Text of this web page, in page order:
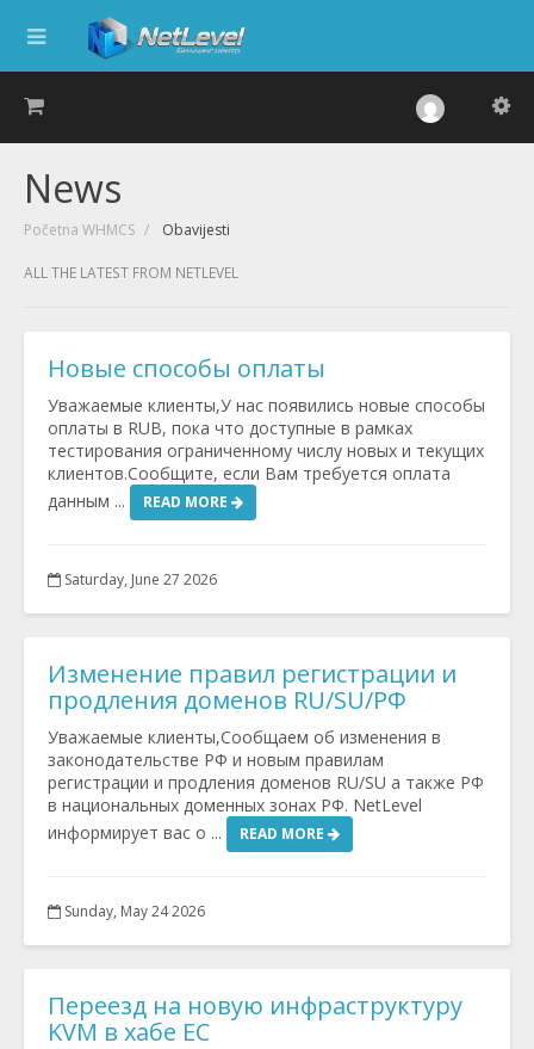
News
Početna WHMCS Obavijesti
ALL THE LATEST FROM NETLEVEL
Новые способы оплаты
Уважаемые клиенты,У нас появились новые способы
оплаты в RUB, пока что доступные в рамках
тестирования ограниченному числу новых и текущих
клиентов.Сообщите, если Вам требуется оплата
данным ...
READ MORE
Saturday, June 27 2026
Изменение правил регистрации и
продления доменов RU/SU/РФ
Уважаемые клиенты,Сообщаем об изменения в
законодательстве РФ и новым правилам
регистрации и продления доменов RU/SU а также РФ
в национальных доменных зонах РФ. NetLevel
информирует вас о ...
READ MORE
Sunday, May 24 2026
Переезд на новую инфраструктуру
KVM в хабе ЕС